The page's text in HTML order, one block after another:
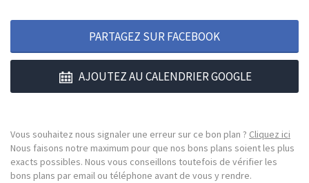
PARTAGEZ SUR FACEBOOK
AJOUTEZ AU CALENDRIER GOOGLE
Vous souhaitez nous signaler une erreur sur ce bon plan ? Cliquez ici
Nous faisons notre maximum pour que nos bons plans soient les plus
exacts possibles. Nous vous conseillons toutefois de vérifier les
bons plans par email ou téléphone avant de vous y rendre.